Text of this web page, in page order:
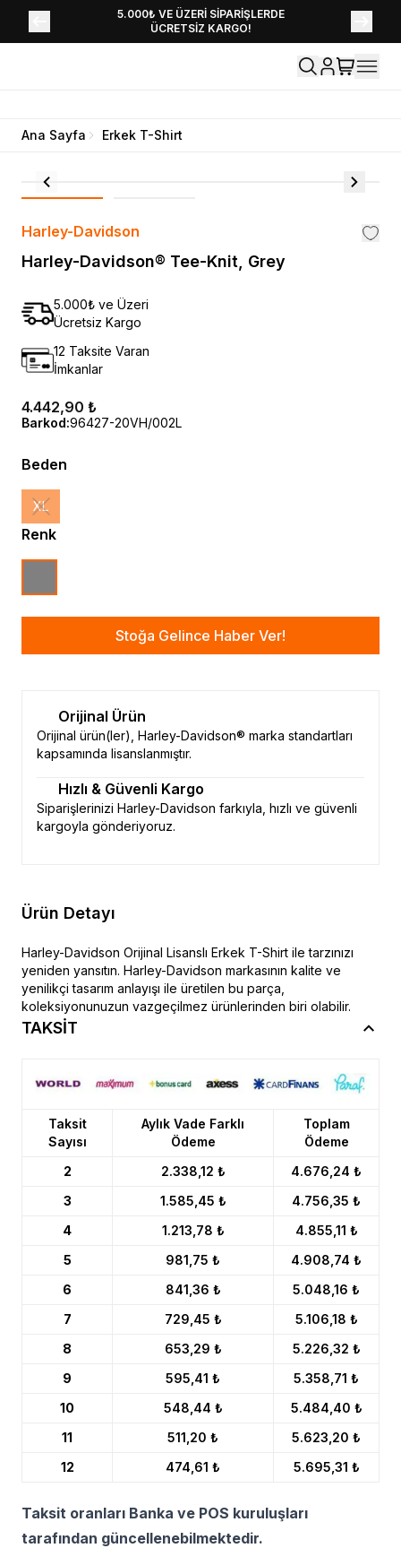
5.000₺ VE ÜZERİ SİPARİŞLERDE
ÜCRETSİZ KARGO!
YENİ SEZON KOLEKSİYONU EKLENDİ,
HEMEN KEŞFET!
Ana Sayfa Erkek T-Shirt
Harley-Davidson
Harley-Davidson® Tee-Knit, Grey
5.000₺ ve Üzeri
Ücretsiz Kargo
12 Taksite Varan
İmkanlar
4.442,90 ₺
Barkod:96427-20VH/002L
Beden
XL
Renk
Stoğa Gelince Haber Ver!
Orijinal Ürün
Orijinal ürün(ler), Harley-Davidson® marka standartları
kapsamında lisanslanmıştır.
Hızlı & Güvenli Kargo
Siparişlerinizi Harley-Davidson farkıyla, hızlı ve güvenli
kargoyla gönderiyoruz.
Ürün Detayı
Harley-Davidson Orijinal Lisanslı Erkek T-Shirt ile tarzınızı
yeniden yansıtın. Harley-Davidson markasının kalite ve
yenilikçi tasarım anlayışı ile üretilen bu parça,
koleksiyonunuzun vazgeçilmez ürünlerinden biri olabilir.
TAKSİT
Taksit
Sayısı
Aylık Vade Farklı
Ödeme
Toplam
Ödeme
2
2.338,12 ₺
4.676,24 ₺
3
1.585,45 ₺
4.756,35 ₺
4
1.213,78 ₺
4.855,11 ₺
5
981,75 ₺
4.908,74 ₺
6
841,36 ₺
5.048,16 ₺
7
729,45 ₺
5.106,18 ₺
8
653,29 ₺
5.226,32 ₺
9
595,41 ₺
5.358,71 ₺
10
548,44 ₺
5.484,40 ₺
11
511,20 ₺
5.623,20 ₺
12
474,61 ₺ 5.695,31 ₺
Taksit oranları Banka ve POS kuruluşları
tarafından güncellenebilmektedir.